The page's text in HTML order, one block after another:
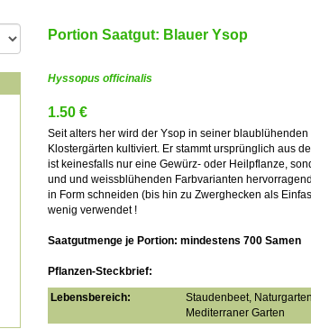
Portion Saatgut: Blauer Ysop
Hyssopus officinalis
1.50 €
Seit alters her wird der Ysop in seiner blaublühenden
Klostergärten kultiviert. Er stammt ursprünglich aus
ist keinesfalls nur eine Gewürz- oder Heilpflanze,
und und weissblühenden Farbvarianten
in Form schneiden (bis hin zu Zwerghecken als
wenig verwendet !
Saatgutmenge je Portion: mindestens 700 Samen
Pflanzen-Steckbrief:
Lebensbereich:
Staudenbeet,
Mediterraner Garten